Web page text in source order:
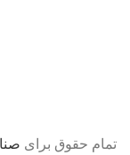
تمام حقوق برای